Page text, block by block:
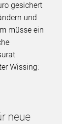
gesichert
und
müsse ein
Wissing:
neue